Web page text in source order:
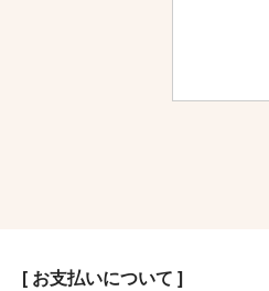
[ お支払いについて ]